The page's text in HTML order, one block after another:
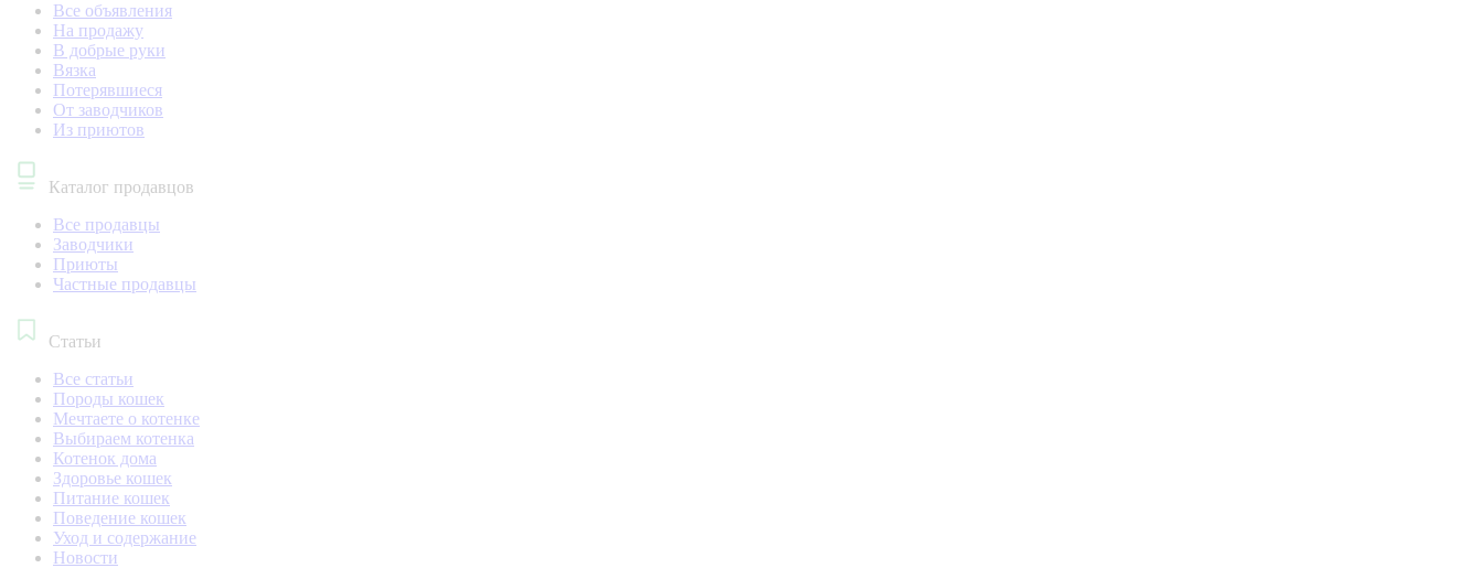
Все объявления
На продажу
В добрые руки
Вязка
Потерявшиеся
От заводчиков
Из приютов
Каталог продавцов
Все продавцы
Заводчики
Приюты
Частные продавцы
Статьи
Все статьи
Породы кошек
Мечтаете о котенке
Выбираем котенка
Котенок дома
Здоровье кошек
Питание кошек
Поведение кошек
Уход и содержание
Новости